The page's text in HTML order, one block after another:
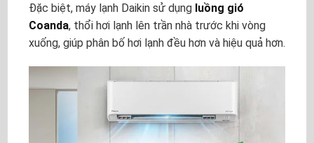
Đặc biệt, máy lạnh Daikin sử dụng luồng gió
Coanda, thổi hơi lạnh lên trần nhà trước khi vòng
xuống, giúp phân bố hơi lạnh đều hơn và hiệu quả hơn.